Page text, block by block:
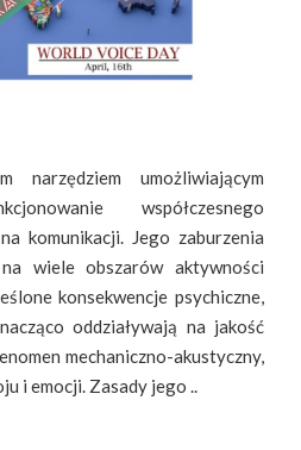
narzędziem umożliwiającym
współczesnego
komunikacji. Jego zaburzenia
wiele obszarów aktywności
konsekwencje psychiczne,
oddziaływają na jakość
mechaniczno-akustyczny,
i emocji. Zasady jego ..